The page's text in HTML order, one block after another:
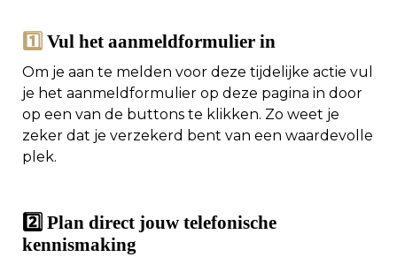
1️⃣ Vul het aanmeldformulier in
Om je aan te melden voor deze tijdelijke actie vul
je het aanmeldformulier op deze pagina in door
op een van de buttons te klikken. Zo weet je
zeker dat je verzekerd bent van een waardevolle
plek.
2️⃣ Plan direct jouw telefonische
kennismaking